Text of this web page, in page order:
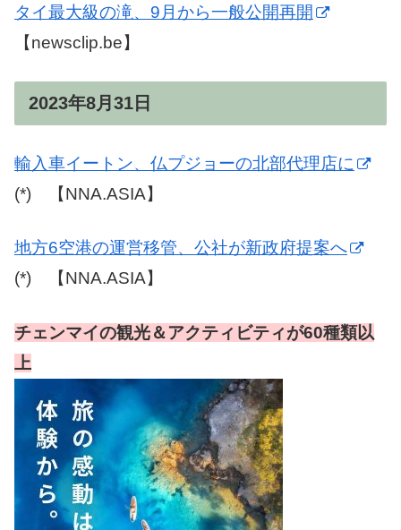
タイ最大級の滝、9月から一般公開再開
【newsclip.be】
2023年8月31日
輸入車イートン、仏プジョーの北部代理店に
(*) 【NNA.ASIA】
地方6空港の運営移管、公社が新政府提案へ
(*) 【NNA.ASIA】
チェンマイの観光＆アクティビティが60種類以
上